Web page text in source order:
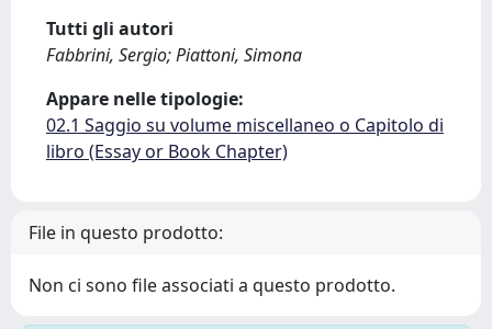
Tutti gli autori
Fabbrini, Sergio; Piattoni, Simona
Appare nelle tipologie:
02.1 Saggio su volume miscellaneo o Capitolo di
libro (Essay or Book Chapter)
File in questo prodotto:
Non ci sono file associati a questo prodotto.